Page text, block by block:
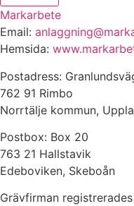
Markarbete
Email:
Hemsida:
Postadress:
762 91 Rimbo
Norrtälje kommun,
Postbox: Box 20
763 21 Hallstavik
Edeboviken, Skeboån
Grävfirman registrerades